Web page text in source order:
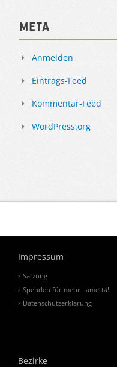
Meta
Anmelden
Eintrags-Feed
Kommentar-Feed
WordPress.org
Impressum
Satzung
Spenden für mehr Lametta!
Datenschutzerklärung
Bezirke